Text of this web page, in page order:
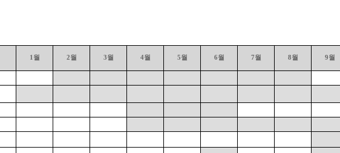
1 월 2월 3월 4월 5월 6월 7월 8월 9월